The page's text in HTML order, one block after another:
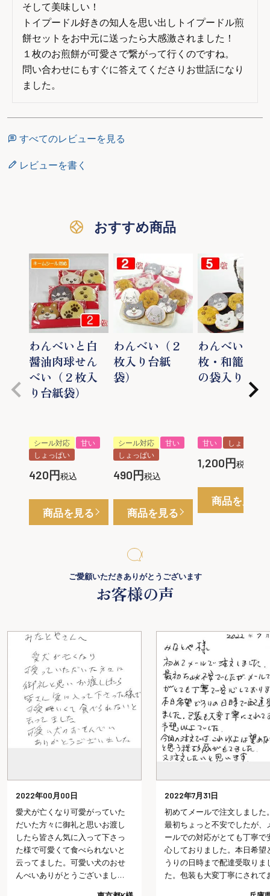
そして美味しい！
トイプードル好きの知人を思い出しトイプードル煎
餅セットをお中元に送ったら大感激されました！
１枚のお煎餅が可愛さで繋がって行くのですね。
問い合わせにもすぐに答えてくださりお世話になり
すべてのレビューを見る
レビューを書く
おすすめ商品
わんべいと白
醤油肉球せん
べい（２枚入
り台紙袋）
シール対応
甘い
しょっぱい
420 税込
商品を見る
わんべい（２
枚入り台紙
袋）
シール対応
甘い
しょっぱい
490 税込
商品を見る
わんべい（５
枚・和籠模様
の袋入り）
甘い しょっぱい
1,200 税込
商品を見る
ご愛顧いただきありがとうございます
お客様の声
2022年7月31日
初めてメールで注文しました。
最初ちょっと不安でしたが、メ
ールでの対応がとても丁寧で安
心しておりました。本日希望ど
うりの日時まで配達受取りまし
た。包装も大変丁寧にされてお
2022年7月29日
会社を退職する時にみなとや
んの七福にゃんべいと文字入
おせんべいを配り、皆さんに
「カワイイね、どこで頼んだ
の？今度使ってみようかな」
言っていただけました。以前